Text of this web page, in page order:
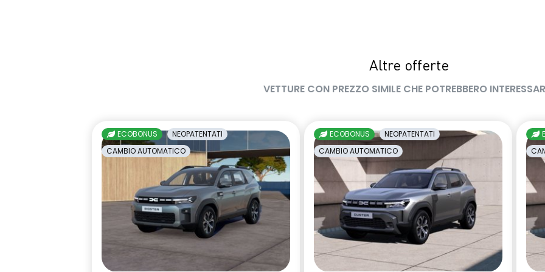
digitale
incluso per 5 anni
Pack standard connectivity
tramite app my rnlt
predisposizione alcolock / alcol
interlock
privacy glass
retrovisore interno fotocromatico
retrovisori esterni richiudibili
elettricamente
sedile passeggero regolabile in
altezza
sedili posteriori ripiegabili 1/3 - 2/3
sellerie in tessuto nero melange e
tessuto nero titanio con
impunture giallo fresh
sensori di parcheggio
anteriori/posteriori/laterali
shark antenna
sistema di controllo della
sistema di frenata d'emergenza
Altre offerte
VETTURE CON PREZZO SIMILE CHE POTREBBERO
ECOBONUS
NEOPATENTATI
CAMBIO AUTOMATICO
ECOBONUS
NEOPATENTATI
CAMBIO AUTOMATICO